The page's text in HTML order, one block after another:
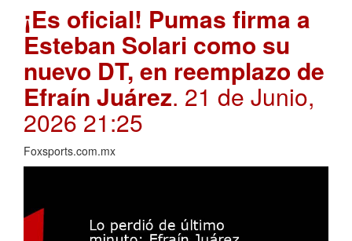
¡Es oficial! Pumas firma a
Esteban Solari como su
nuevo DT, en reemplazo de
Efraín Juárez. 21 de Junio,
2026 21:25
Foxsports.com.mx